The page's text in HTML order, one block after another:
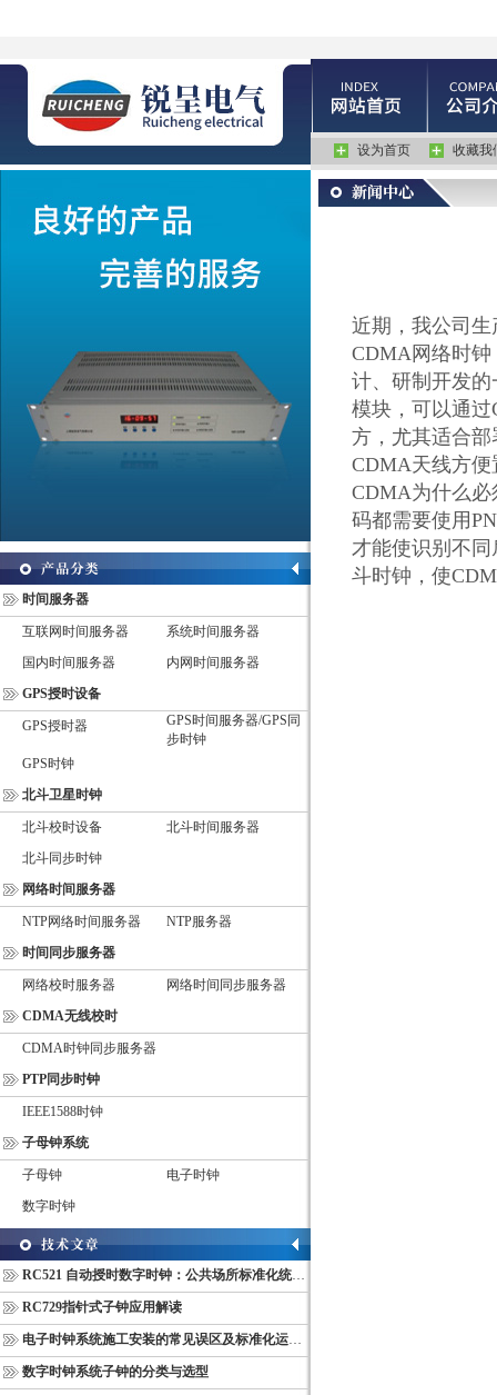
设为首页 收藏我
时间服务器
互联网时间服务器
系统时间服务器
国内时间服务器
内网时间服务器
GPS授时设备
GPS授时器
GPS时间服务器/GPS同
步时钟
GPS时钟
北斗卫星时钟
北斗校时设备
北斗时间服务器
北斗同步时钟
网络时间服务器
NTP网络时间服务器
NTP服务器
时间同步服务器
网络校时服务器
网络时间同步服务器
CDMA无线校时
CDMA时钟同步服务器
PTP同步时钟
IEEE1588时钟
子母钟系统
子母钟
电子时钟
数字时钟
RC521 自动授时数字时钟：公共场所标准化统一计时终端
RC729指针式子钟应用解读
电子时钟系统施工安装的常见误区及标准化运维管理规范
数字时钟系统子钟的分类与选型
近期，我公司生
CDMA网络时钟
计、研制开发
模块，可以通过
方，尤其适合
CDMA天线方便
CDMA为什么必
码都需要使用PN
才能使识别不同
斗时钟，使